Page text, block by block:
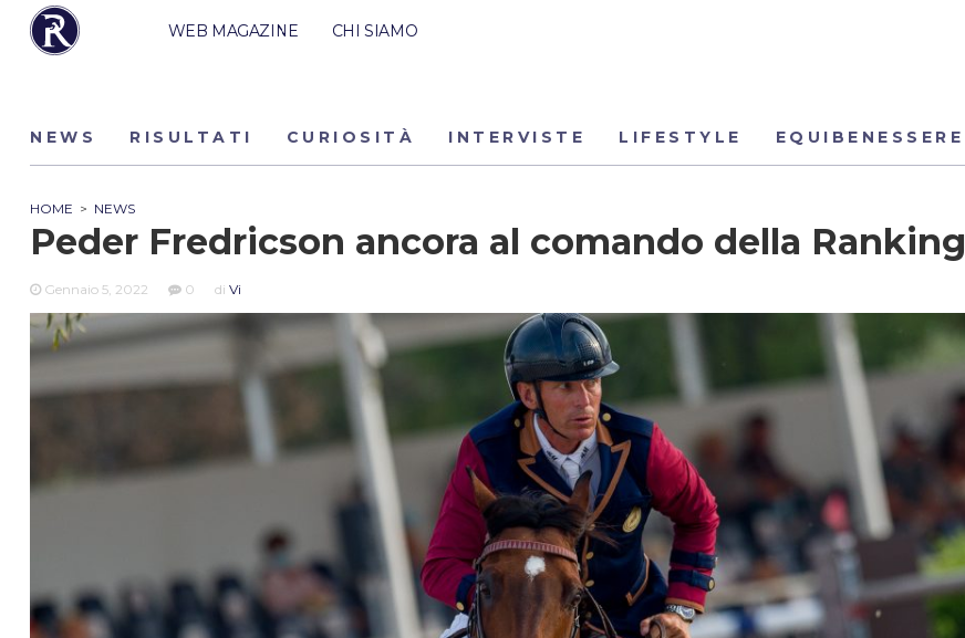
WEB MAGAZINE CHI SIAMO
NEWS RISULTATI CURIOSITÀ INTERVISTE LIFESTYLE EQUIBENESSERE
HOME > NEWS
Peder Fredricson ancora al comando della Ranking
Gennaio 5, 2022 0 di Vi